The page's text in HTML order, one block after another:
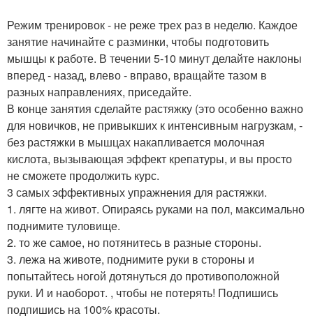
Режим тренировок - не реже трех раз в неделю. Каждое
занятие начинайте с разминки, чтобы подготовить
мышцы к работе. В течении 5-10 минут делайте наклоны
вперед - назад, влево - вправо, вращайте тазом в
разных направлениях, приседайте.
В конце занятия сделайте растяжку (это особенно важно
для новичков, не привыкших к интенсивным нагрузкам, -
без растяжки в мышцах накапливается молочная
кислота, вызывающая эффект крепатуры, и вы просто
не сможете продолжить курс.
3 самых эффективных упражнения для растяжки.
1. лягте на живот. Опираясь руками на пол, максимально
поднимите туловище.
2. то же самое, но потянитесь в разные стороны.
3. лежа на животе, поднимите руки в стороны и
попытайтесь ногой дотянуться до противоположной
руки. И и наоборот. , чтобы не потерять! Подпишись
подпишись на 100% красоты.